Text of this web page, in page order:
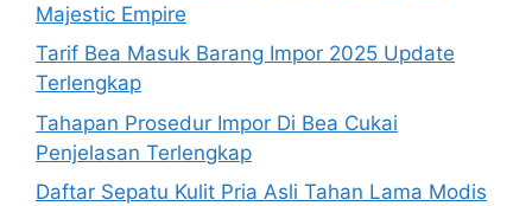
Majestic Empire
Tarif Bea Masuk Barang Impor 2025 Update
Terlengkap
Tahapan Prosedur Impor Di Bea Cukai
Penjelasan Terlengkap
Daftar Sepatu Kulit Pria Asli Tahan Lama Modis